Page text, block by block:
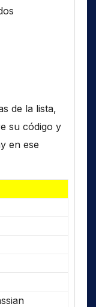
de la lista,
su código y
en ese